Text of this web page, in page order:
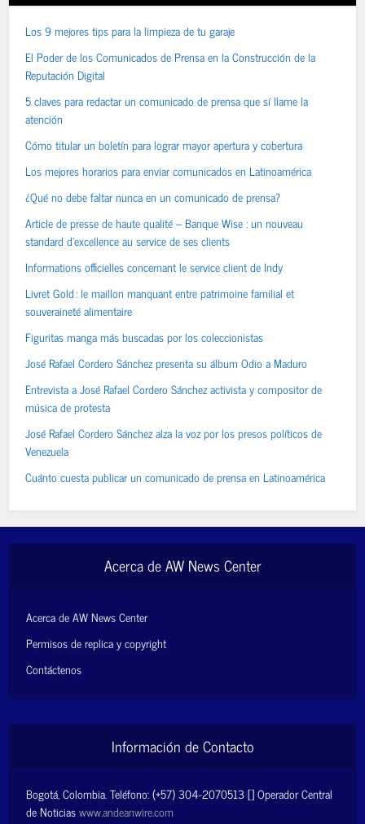
Los 9 mejores tips para la limpieza de tu garaje
El Poder de los Comunicados de Prensa en la Construcción de la
Reputación Digital
5 claves para redactar un comunicado de prensa que sí llame la
atención
Cómo titular un boletín para lograr mayor apertura y cobertura
Los mejores horarios para enviar comunicados en Latinoamérica
¿Qué no debe faltar nunca en un comunicado de prensa?
Article de presse de haute qualité – Banque Wise : un nouveau
standard d’excellence au service de ses clients
Informations officielles concernant le service client de Indy
Livret Gold : le maillon manquant entre patrimoine familial et
souveraineté alimentaire
Figuritas manga más buscadas por los coleccionistas
José Rafael Cordero Sánchez presenta su álbum Odio a Maduro
Entrevista a José Rafael Cordero Sánchez activista y compositor de
música de protesta
José Rafael Cordero Sánchez alza la voz por los presos políticos de
Venezuela
Cuánto cuesta publicar un comunicado de prensa en Latinoamérica
Acerca de AW News Center
Acerca de AW News Center
Permisos de replica y copyright
Contáctenos
Información de Contacto
Bogotá, Colombia. Teléfono: (+57) 304-2070513 [] Operador Central
de Noticiaswww.andeanwire.com